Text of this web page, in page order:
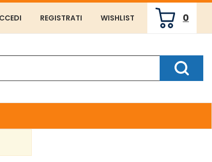
REGISTRATI WISHLIST 0
ARTICOLI
INSERITI
Cerca